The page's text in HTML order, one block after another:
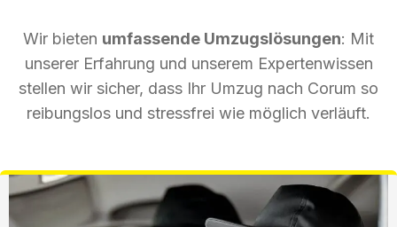
Wir bieten umfassende Umzugslösungen: Mit
unserer Erfahrung und unserem Expertenwissen
stellen wir sicher, dass Ihr Umzug nach Corum so
reibungslos und stressfrei wie möglich verläuft.